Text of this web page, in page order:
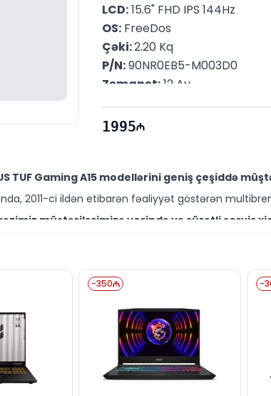
LCD: 15.6" FHD IPS 144Hz
OS: FreeDos
Çəki: 2.20 Kq
P/N: 90NR0EB5-M003D0
Zəmanət: 12 Ay
1995
TUF Gaming A15 modellərini geniş çeşiddə
2011-ci ildən etibarən fəaliyyət göstərən
müştərilərimizə yerində və sürətli servis
M003D0 modelini Bakıda sərfəli qiymətə
digər brend məhsullarla bağlı suallarınızı
mütəxəssislərimiz hər gün 10:00-19:00
M003D0 modeli ilə bağlı bütün suallarınızı
-350 -